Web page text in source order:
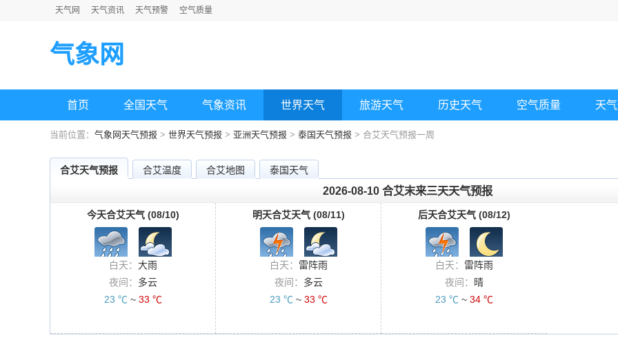
天气网 天气资讯 天气预警 空气质量
气象网
首页 全国天气 气象资讯 世界天气 旅游天气 历史天气 空气质量 天
当前位置： 气象网天气预报 > 世界天气预报 > 亚洲天气预报 > 泰国天气预报 > 合艾天气预报一周
合艾天气预报 合艾温度 合艾地图 泰国天气
2026-08-10 合艾末来三天天气预报
今天合艾天气 (08/10)
白天： 大雨
夜间： 多云
23 ℃ ~ 33 ℃
明天合艾天气 (08/11)
白天： 雷阵雨
夜间： 多云
23 ℃ ~ 33 ℃
后天合艾天气 (08/12)
白天： 雷阵雨
夜间：
晴
23 ℃ ~ 34 ℃